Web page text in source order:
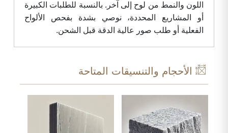
اللون والنمط من لوح إلى آخر. بالنسبة للطلبات الكبيرة
أو المشاريع المحددة، نوصي بشدة بفحص الألواح
الفعلية أو طلب صور عالية الدقة قبل الشحن.
الأحجام والتنسيقات المتاحة